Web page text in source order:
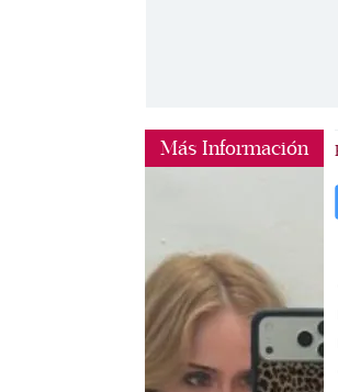
Más Información